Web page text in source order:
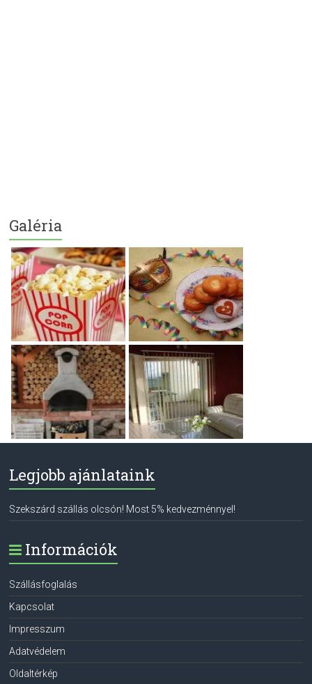
Galéria
Legjobb ajánlataink
Szekszárd szállás olcsón! Most 5% kedvezménnyel!
Információk
Szállásfoglalás
Kapcsolat
Impresszum
Adatvédelem
Oldaltérkép